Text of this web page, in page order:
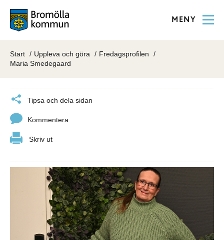
MENY
Start Uppleva och göra
Fredagsprofilen
Maria Smedegaard
Tipsa och dela sidan
Kommentera
Skriv ut